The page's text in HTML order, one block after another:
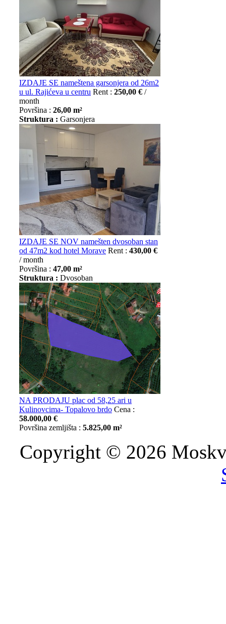
IZDAJE SE nameštena garsonjera od 26m2
u ul. Rajićeva u centru Rent : 250,00 € /
month
Površina : 26,00 m²
Struktura : Garsonjera
IZDAJE SE NOV namešten dvosoban stan
od 47m2 kod hotel Morave Rent : 430,00 €
/ month
Površina : 47,00 m²
Struktura : Dvosoban
NA PRODAJU plac od 58,25 ari u
Kulinovcima- Topalovo brdo Cena :
58.000,00 €
Površina zemljišta : 5.825,00 m²
Copyright © 2026